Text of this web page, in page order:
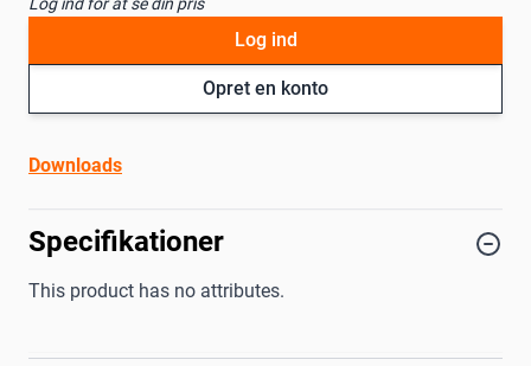
Log ind for at se din pris
Opret en konto
Log ind
Downloads
Specifikationer
This product has no attributes.